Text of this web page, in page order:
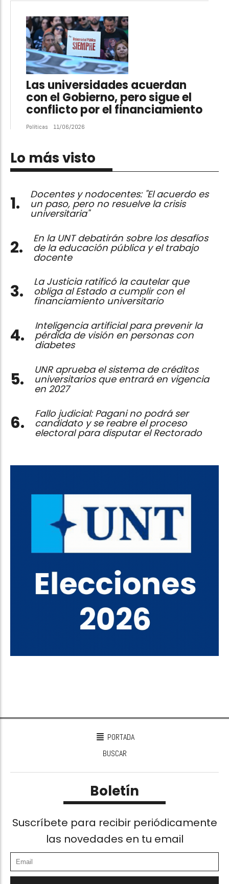
Las universidades acuerdan
con el Gobierno, pero sigue el
conflicto por el financiamiento
Políticas 11/06/2026
Lo más visto
Docentes y nodocentes: "El acuerdo es
un paso, pero no resuelve la crisis
universitaria"
En la UNT debatirán sobre los desafíos
de la educación pública y el trabajo
docente
La Justicia ratificó la cautelar que
obliga al Estado a cumplir con el
financiamiento universitario
Inteligencia artificial para prevenir la
pérdida de visión en personas con
diabetes
UNR aprueba el sistema de créditos
universitarios que entrará en vigencia
en 2027
Fallo judicial: Pagani no podrá ser
candidato y se reabre el proceso
electoral para disputar el Rectorado
PORTADA
BUSCAR
Boletín
Suscríbete para recibir periódicamente
las novedades en tu email